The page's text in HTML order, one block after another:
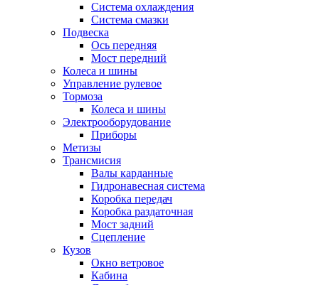
Система охлаждения
Система смазки
Подвеска
Ось передняя
Мост передний
Колеса и шины
Управление рулевое
Тормоза
Колеса и шины
Электрооборудование
Приборы
Метизы
Трансмисия
Валы карданные
Гидронавесная система
Коробка передач
Коробка раздаточная
Мост задний
Сцепление
Кузов
Окно ветровое
Кабина